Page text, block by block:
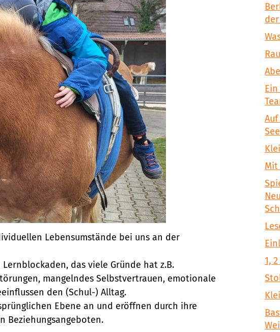
Lebensumstände bei uns an der
das viele Gründe hat z.B.
mangelndes Selbstvertrauen, emotionale
den (Schul-) Alltag.
Ebene an und eröffnen durch ihre
Beziehungsangeboten.
Mit
1,